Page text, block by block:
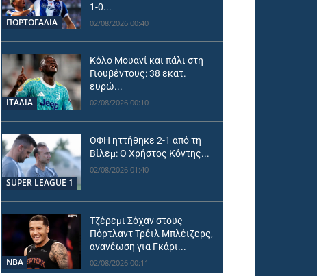
ΠΟΡΤΟΓΑΛΙΑ
1-0...
02/08/2026 00:40
ΙΤΑΛΙΑ
Κόλο Μουανί και πάλι στη
Γιουβέντους: 38 εκατ.
ευρώ...
02/08/2026 00:10
SUPER LEAGUE 1
ΟΦΗ ηττήθηκε 2-1 από τη
Βίλεμ: Ο Χρήστος Κόντης...
02/08/2026 01:40
NBA
Τζέρεμι Σόχαν στους
Πόρτλαντ Τρέιλ Μπλέιζερς,
ανανέωση για Γκάρι...
02/08/2026 00:11